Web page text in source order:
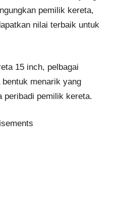
pemilik kereta,
nilai terbaik untuk
15 inch, pelbagai
menarik yang
peribadi pemilik kereta.